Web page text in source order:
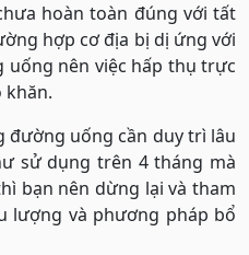
hoàn toàn đúng với tất
hợp cơ địa bị dị ứng với
nên việc hấp thụ trực
khăn.
đường uống cần duy trì lâu
sử dụng trên 4 tháng mà
bạn nên dừng lại và tham
lượng và phương pháp bổ